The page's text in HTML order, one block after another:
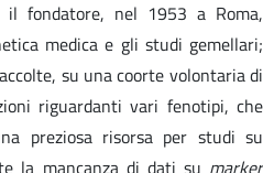
il fondatore, nel 1953 a Roma,
medica e gli studi gemellari;
su una coorte volontaria di
riguardanti vari fenotipi, che
preziosa risorsa per studi su
la mancanza di dati su marker